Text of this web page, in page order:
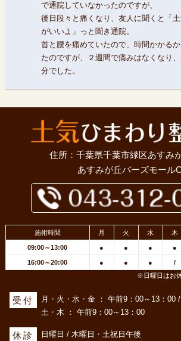
で通院していなかったのですが、
後日段々と痛くなり、友人に聞くと「
がいいよ」っと聞き通院。
首と腰を痛めていたので、時間かかる
たのですが、２週間で痛みはなくなり
分でした。
住所：千葉県千葉市緑区あすみ
あすみが丘バーズモール
施術時間 月 火 水 木
09:00～13:00 ● ● ● ●
16:00～20:00 ● ● ● /
※日曜日はお
受付
月・火・水・金 ： 午前9：00～13：00
土・木 ： 午前9：00～13：00
休診 日曜日 / 木曜日・土祝日午後